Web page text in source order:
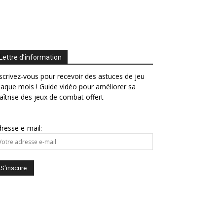
Lettre d’information
vous pour recevoir des astuces de jeu
mois ! Guide vidéo pour améliorer sa
des jeux de combat offert
e-mail: